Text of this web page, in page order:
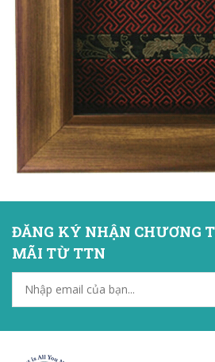
ĐĂNG KÝ NHẬN CHƯƠNG
MÃI TỪ TTN